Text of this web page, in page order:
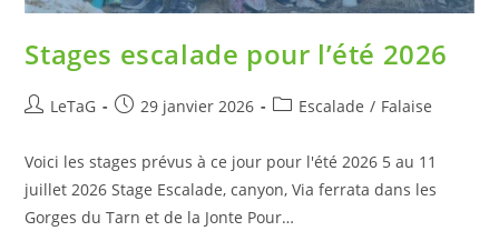
Stages escalade pour l’été 2026
LeTaG 29 janvier 2026 Escalade / Falaise
Voici les stages prévus à ce jour pour l'été 2026 5 au 11
juillet 2026 Stage Escalade, canyon, Via ferrata dans les
Gorges du Tarn et de la Jonte Pour…